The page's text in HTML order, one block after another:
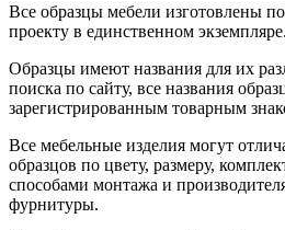
Все образцы мебели изготовлены
проекту в единственном экземпляре.
Образцы имеют названия для их
поиска по сайту, все названия
зарегистрированным товарным
Все мебельные изделия могут
образцов по цвету, размеру,
способами монтажа и
фурнитуры.